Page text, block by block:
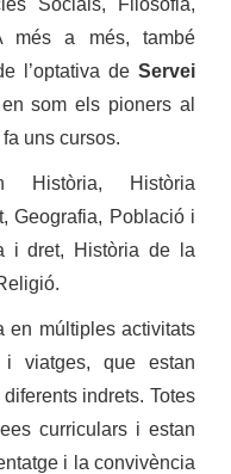
Socials, Filosofia,
més a més, també
l’optativa de Servei
som els pioners al
uns cursos.
Història, Història
Geografia, Població i
i dret, Història de la
en múltiples activitats
viatges, que estan
indrets. Totes
curriculars i estan
i la convivència